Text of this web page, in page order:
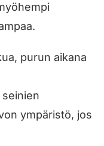
purun aikana
seinien
ympäristö, jos